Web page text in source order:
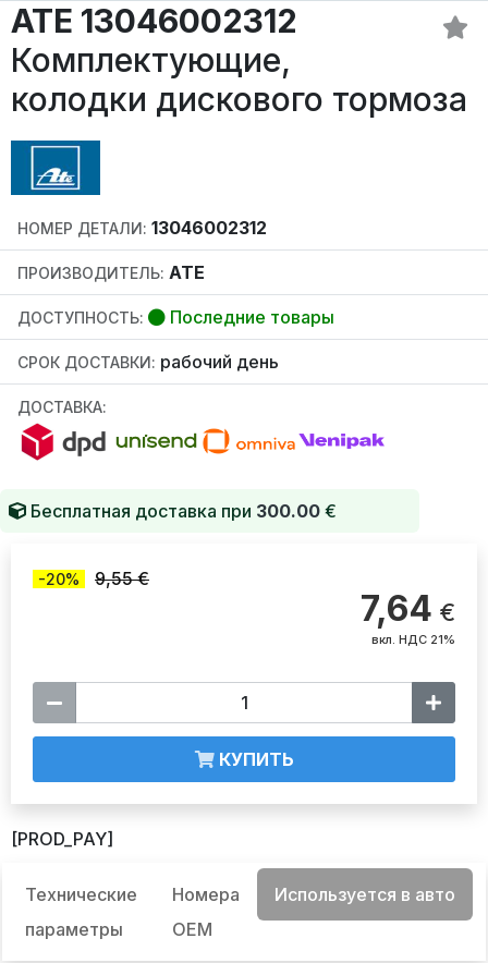
ATE 13046002312
Комплектующие,
колодки дискового тормоза
НОМЕР ДЕТАЛИ: 13046002312
ПРОИЗВОДИТЕЛЬ: ATE
ДОСТУПНОСТЬ: Последние товары
СРОК ДОСТАВКИ: рабочий день
ДОСТАВКА:
Бесплатная доставка при 300.00 €
-20% 9,55 €
7,64 €
вкл. НДС 21%
КУПИТЬ
[PROD_PAY]
Технические
параметры
Номера
OEM
Используется в авто